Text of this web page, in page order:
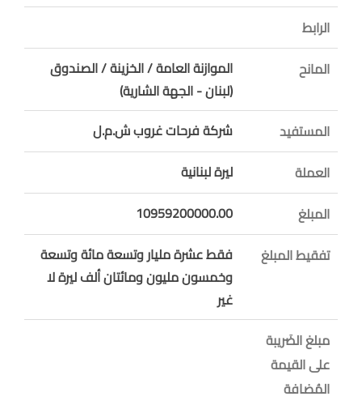
الرابط
المانح
الموازنة العامة / الخزينة / الصندوق
(لبنان - الجهة الشارية)
المستفيد
شركة فرحات غروب ش.م.ل
العملة
ليرة لبنانية
المبلغ
10959200000.00
تفقيط المبلغ
فقط عشرة مليار وتسعة مائة وتسعة
وخمسون مليون ومائتان ألف ليرة لا
غير
مبلغ الضَريبة
على القيمة
المُضافة